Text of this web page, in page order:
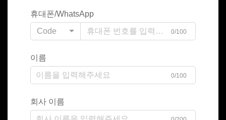
휴대폰/WhatsApp
Code
0/100
이름
0/100
회사 이름